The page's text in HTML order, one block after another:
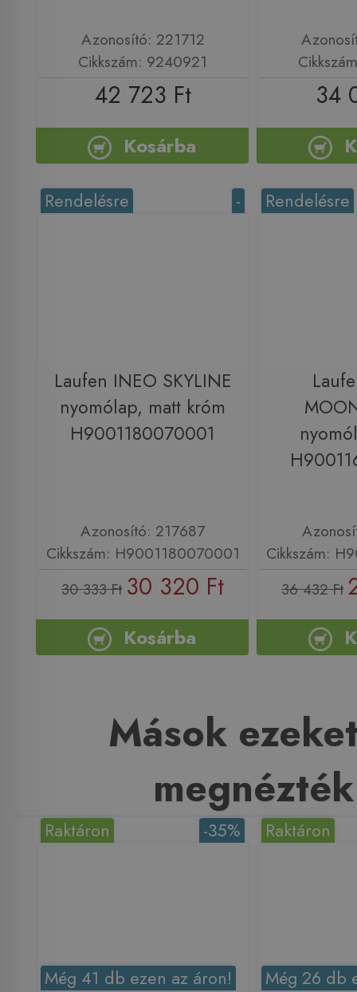
Azonosító: 221712
Cikkszám: 9240921
42 723 Ft
Kosárba
34
-
Rendelésre
Laufen INEO SKYLINE
nyomólap, matt króm
H9001180070001
Azonosító: 217687
Cikkszám: H9001180070001
30 333 Ft 30 320 Ft
Kosárba
Rendelésre
Cikkszám:
36 432 Ft
Mások
megnézték
-35%
Raktáron
Még 41 db ezen az áron!
Raktáron
Még 26 db